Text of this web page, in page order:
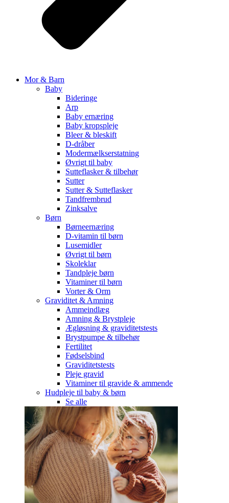
Mor & Barn
Baby
Bideringe
Arp
Baby ernæring
Baby kropspleje
Bleer & bleskift
D-dråber
Modermælkserstatning
Øvrigt til baby
Sutteflasker & tilbehør
Sutter
Sutter & Sutteflasker
Tandfrembrud
Zinksalve
Børn
Børneernæring
D-vitamin til børn
Lusemidler
Øvrigt til børn
Skoleklar
Tandpleje børn
Vitaminer til børn
Vorter & Orm
Graviditet & Amning
Ammeindlæg
Amning & Brystpleje
Ægløsning & graviditetstests
Brystpumpe & tilbehør
Fertilitet
Fødselsbind
Graviditetstests
Pleje gravid
Vitaminer til gravide & ammende
Hudpleje til baby & børn
Se alle